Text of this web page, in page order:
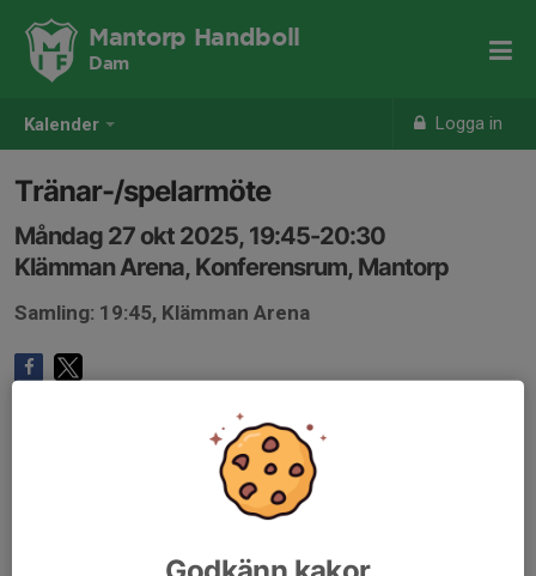
Kalender Logga in
Mantorp Handboll
Dam
Tränar-/spelarmöte
Måndag 27 okt 2025, 19:45-20:30
Klämman Arena, Konferensrum, Mantorp
Samling: 19:45, Klämman Arena